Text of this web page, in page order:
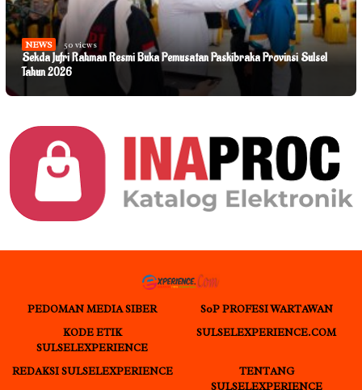
NEWS 50 views
Sekda Jufri Rahman Resmi Buka Pemusatan Paskibraka Provinsi Sulsel
Tahun 2026
PEDOMAN MEDIA SIBER
S0P PROFESI WARTAWAN
KODE ETIK
SULSELEXPERIENCE
SULSELEXPERIENCE.COM
REDAKSI SULSELEXPERIENCE
TENTANG
SULSELEXPERIENCE